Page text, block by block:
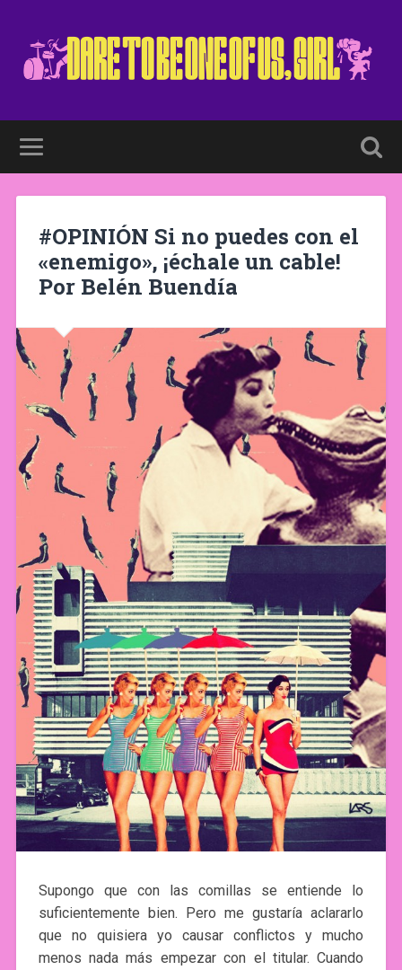
#OPINIÓN Si no puedes con el
«enemigo», ¡échale un cable!
Por Belén Buendía
Supongo que con las comillas se entiende lo
suficientemente bien. Pero me gustaría aclararlo
que no quisiera yo causar conflictos y mucho
menos nada más empezar con el titular. Cuando